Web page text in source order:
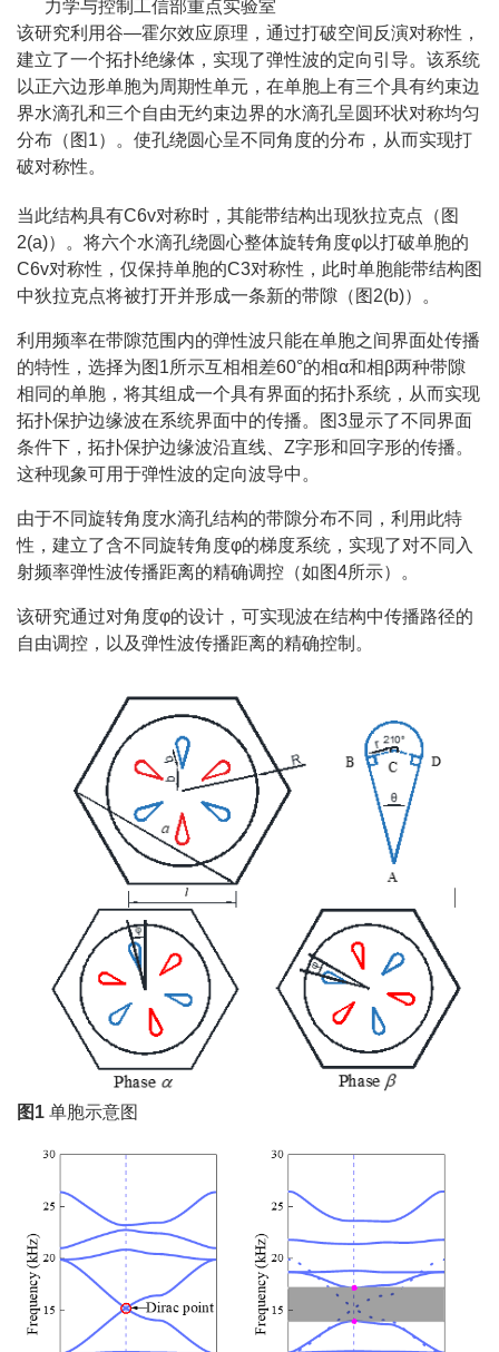
力学与控制工信部重点实验室
该研究利用谷—霍尔效应原理，通过打破空间反演对称性，
建立了一个拓扑绝缘体，实现了弹性波的定向引导。该系统
以正六边形单胞为周期性单元，在单胞上有三个具有约束边
界水滴孔和三个自由无约束边界的水滴孔呈圆环状对称均匀
分布（图1）。使孔绕圆心呈不同角度的分布，从而实现打
破对称性。
当此结构具有C6v对称时，其能带结构出现狄拉克点（图
2(a)）。将六个水滴孔绕圆心整体旋转角度φ以打破单胞的
C6v对称性，仅保持单胞的C3对称性，此时单胞能带结构图
中狄拉克点将被打开并形成一条新的带隙（图2(b)）。
利用频率在带隙范围内的弹性波只能在单胞之间界面处传播
的特性，选择为图1所示互相相差60°的相α和相β两种带隙
相同的单胞，将其组成一个具有界面的拓扑系统，从而实现
拓扑保护边缘波在系统界面中的传播。图3显示了不同界面
条件下，拓扑保护边缘波沿直线、Z字形和回字形的传播。
这种现象可用于弹性波的定向波导中。
由于不同旋转角度水滴孔结构的带隙分布不同，利用此特
性，建立了含不同旋转角度φ的梯度系统，实现了对不同入
射频率弹性波传播距离的精确调控（如图4所示）。
该研究通过对角度φ的设计，可实现波在结构中传播路径的
自由调控，以及弹性波传播距离的精确控制。
图1 单胞示意图